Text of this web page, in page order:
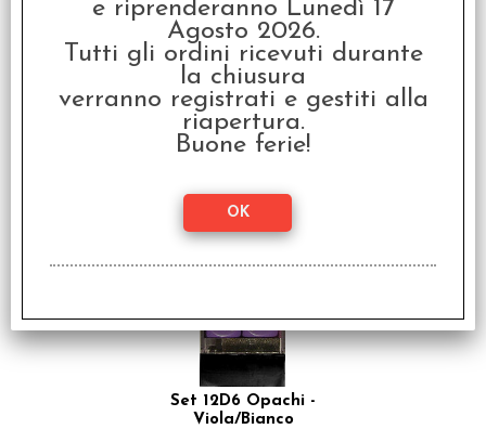
Set 12D6 Opachi -
Giallo/Nero
€ 3,99
Set 12D6 Opachi -
Viola/Bianco
e riprenderanno Lunedì 17
Agosto 2026.
Tutti gli ordini ricevuti durante
la chiusura
verranno registrati e gestiti alla
riapertura.
Buone ferie!